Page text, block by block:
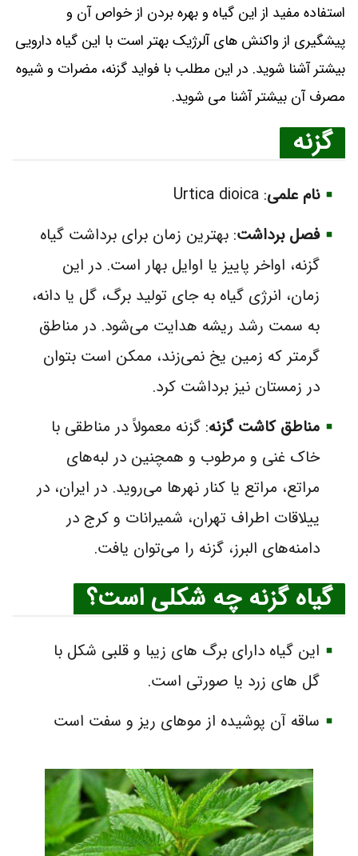
استفاده مفید از این گیاه و بهره بردن از خواص آن و
پیشگیری از واکنش های آلرژیک بهتر است با این گیاه دارویی
بیشتر آشنا شوید. در این مطلب با فواید گزنه، مضرات و شیوه
مصرف آن بیشتر آشنا می شوید.
گزنه
نام علمی: Urtica dioica
فصل برداشت: بهترین زمان برای برداشت گیاه
گزنه، اواخر پاییز یا اوایل بهار است. در این
زمان، انرژی گیاه به جای تولید برگ، گل یا دانه،
به سمت رشد ریشه هدایت می‌شود. در مناطق
گرمتر که زمین یخ نمی‌زند، ممکن است بتوان
در زمستان نیز برداشت کرد.
مناطق کاشت گزنه: گزنه معمولاً در مناطقی با
خاک غنی و مرطوب و همچنین در لبه‌های
مراتع، مراتع یا کنار نهرها می‌روید. در ایران، در
ییلاقات اطراف تهران، شمیرانات و کرج در
دامنه‌های البرز، گزنه را می‌توان یافت.
گیاه گزنه چه شکلی است؟
این گیاه دارای برگ های زیبا و قلبی شکل با
گل های زرد یا صورتی است.
ساقه آن پوشیده از موهای ریز و سفت است